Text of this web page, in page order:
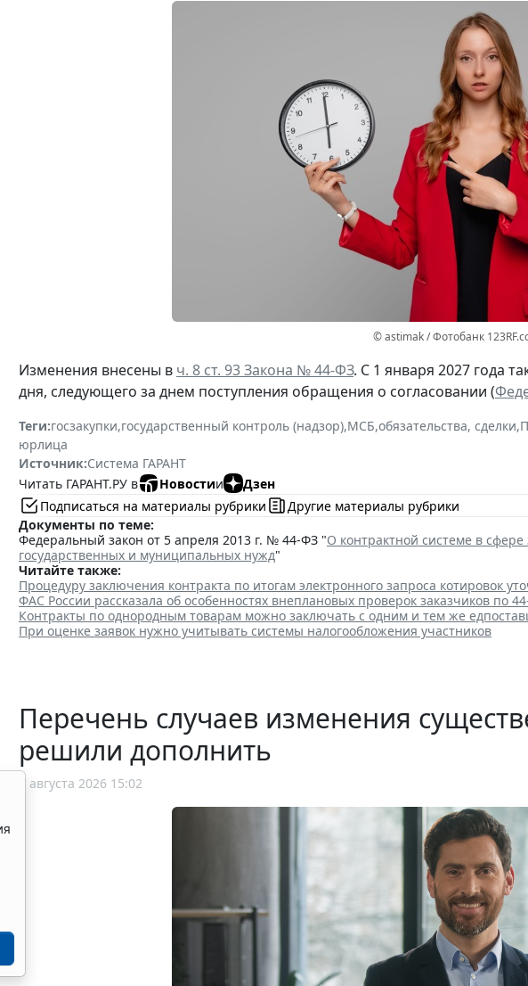
© astimak / Фотобанк
Изменения внесены в ч. 8 ст. 93 Закона № 44-ФЗ. С 1 января 2027 года
дня, следующего за днем поступления обращения о согласовании (
Теги:госзакупки,государственный контроль (надзор),МСБ,обязательства, сделки,
юрлица
Источник:Система ГАРАНТ
Читать ГАРАНТ.РУ в
Новостии
Дзен
Подписаться на материалы рубрики
Другие материалы рубрики
Документы по теме:
Федеральный закон от 5 апреля 2013 г. № 44-ФЗ "О контрактной системе в сфере
государственных и муниципальных нужд"
Читайте также:
Процедуру заключения контракта по итогам электронного запроса котировок
ФАС России рассказала об особенностях внеплановых проверок заказчиков по
Контракты по однородным товарам можно заключать с одним и тем же
При оценке заявок нужно учитывать системы налогообложения участников
Перечень случаев изменения
решили дополнить
7 августа 2026 15:02